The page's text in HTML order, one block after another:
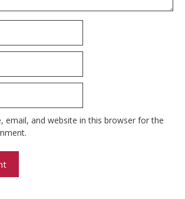
email, and website in this browser for the